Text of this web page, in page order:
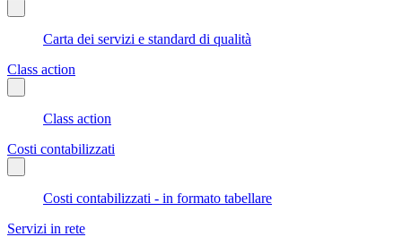
Carta dei servizi e standard di qualità
Class action
Class action
Costi contabilizzati
Costi contabilizzati - in formato tabellare
Servizi in rete